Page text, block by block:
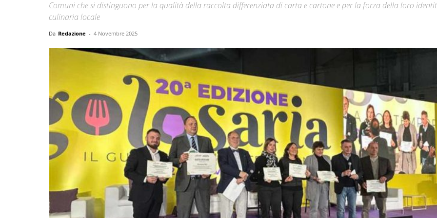
Comuni che si distinguono per la qualità della raccolta differenziata di carta e cartone e per la forza della loro
culinaria locale
Da Redazione - 4 Novembre 2025